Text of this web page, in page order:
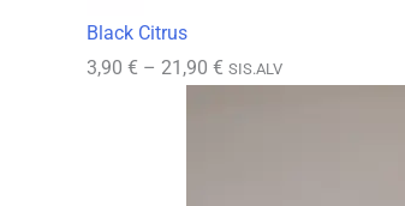
Black Citrus
3,90 € – 21,90 € Hintaluokka:
SIS.ALV